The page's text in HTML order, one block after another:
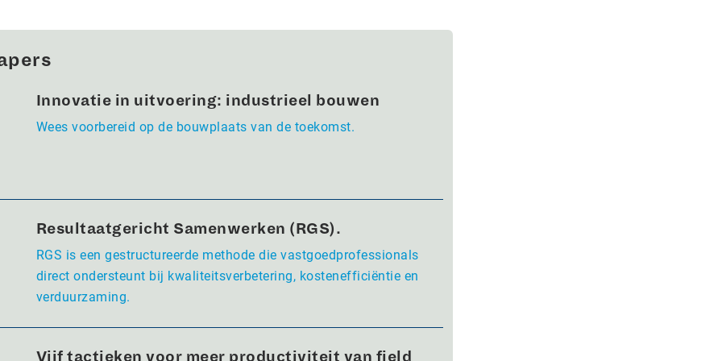
Innovatie in uitvoering: industrieel bouwen
Wees voorbereid op de bouwplaats van de toekomst.
Resultaatgericht Samenwerken (RGS).
RGS is een gestructureerde methode die vastgoedprofessionals
direct ondersteunt bij kwaliteitsverbetering, kostenefficiëntie en
verduurzaming.
Vijf tactieken voor meer productiviteit van field